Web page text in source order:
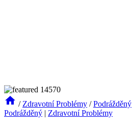
/ Zdravotní Problémy / Podrážděný
Podrážděný | Zdravotní Problémy